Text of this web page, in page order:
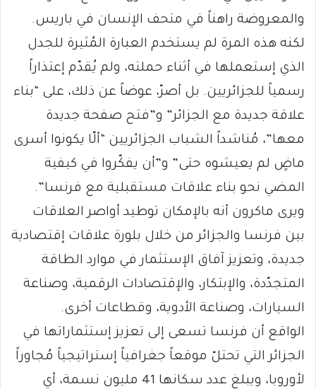
والمعروضة راهناً في متحف الإنسان في باريس.
لكنه هذه المرة لم يستخدم العبارة المُثيرة للجدل
الذي إستعملها في أثناء حملته، ولم يُقدّم إعتذاراً
رسمياً للجزائريين. بل أصرّ، عوضاً عن ذلك، على “بناء
علاقة جديدة مع الجزائر” و”فتح صفحة جديدة
معها”، مُناشداً الشباب الجزائريين “ألّا يكونوا أسرى
ماضٍ لم يعيشوه حتى” و”أن يفكّروا في كيفية
المضي نحو بناء علاقات مستقبلية مع فرنسا”.
ويرى ماكرون أنه بالإمكان توطيد أواصر العلاقات
بين فرنسا والجزائر من خلال بلورة علاقات إقتصادية
جديدة، وتعزيز آفاق الإستثمار في موارد الطاقة
المتجدّدة، والإبتكار، والإقتصادات الرقمية، وصناعة
السيارات، وصناعة الأدوية، وقطاعات أخرى.
الواقع أن فرنسا تسعى إلى تعزيز إستثماراتها في
الجزائر التي تحتلّ موقعاً جغرافياً إستراتيجياً مُجاوراً
لأوروبا، ويبلغ عدد سكانها 41 مليون نسمة، أي